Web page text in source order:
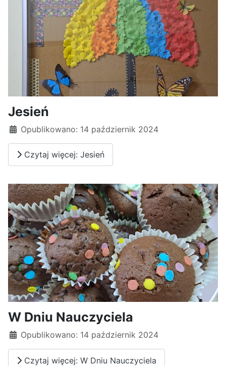
Jesień
Opublikowano: 14 październik 2024
Czytaj więcej: Jesień
W Dniu Nauczyciela
Opublikowano: 14 październik 2024
Czytaj więcej: W Dniu Nauczyciela